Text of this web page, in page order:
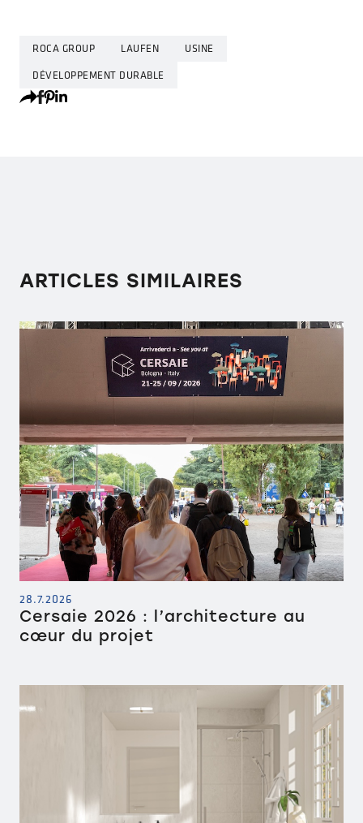
ROCA GROUP LAUFEN USINE
DÉVELOPPEMENT DURABLE
ARTICLES SIMILAIRES
28.7.2026
Cersaie 2026 : l’architecture au
cœur du projet